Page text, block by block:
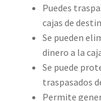
Puedes
cajas de
Se pueden
dinero a la
Se puede
traspasados
Permite